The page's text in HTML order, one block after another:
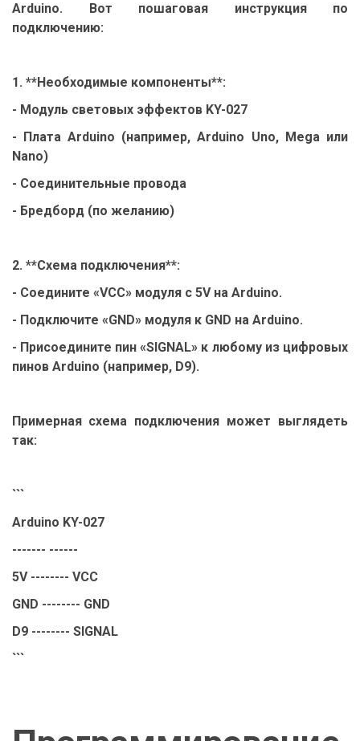
Arduino. Вот пошаговая инструкция по
подключению:
1. **Необходимые компоненты**:
- Модуль световых эффектов KY-027
- Плата Arduino (например, Arduino Uno, Mega или
Nano)
- Соединительные провода
- Бредборд (по желанию)
2. **Схема подключения**:
- Соедините «VCC» модуля с 5V на Arduino.
- Подключите «GND» модуля к GND на Arduino.
- Присоедините пин «SIGNAL» к любому из цифровых
пинов Arduino (например, D9).
Примерная схема подключения может выглядеть
так:
```
Arduino KY-027
------- ------
5V -------- VCC
GND -------- GND
D9 -------- SIGNAL
```